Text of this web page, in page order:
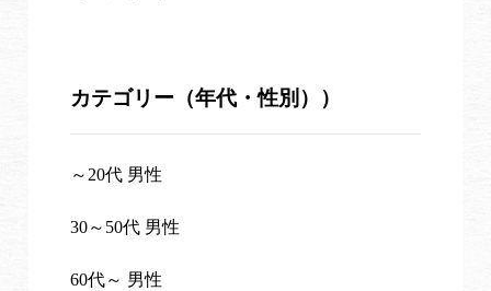
カテゴリー（年代・性別））
～20代 男性
30～50代 男性
60代～ 男性